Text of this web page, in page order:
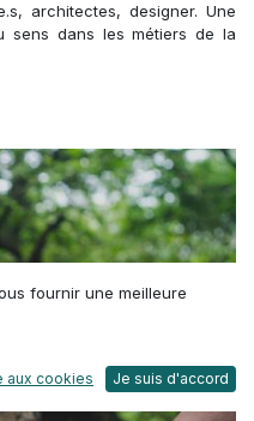
architectes, designer. Une
sens dans les métiers de la
fournir une meilleure
aux cookies Je suis d'accord